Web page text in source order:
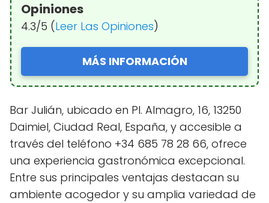
Opiniones
4.3/5 (Leer Las Opiniones)
MÁS INFORMACIÓN
Bar Julián, ubicado en Pl. Almagro, 16, 13250
Daimiel, Ciudad Real, España, y accesible a
través del teléfono +34 685 78 28 66, ofrece
una experiencia gastronómica excepcional.
Entre sus principales ventajas destacan su
ambiente acogedor y su amplia variedad de